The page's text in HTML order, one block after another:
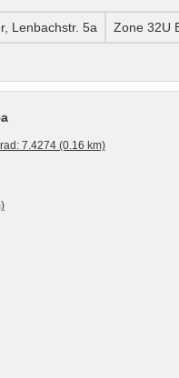
Lenbachstr. 5a Zone 32U
7.4274 (0.16 km)